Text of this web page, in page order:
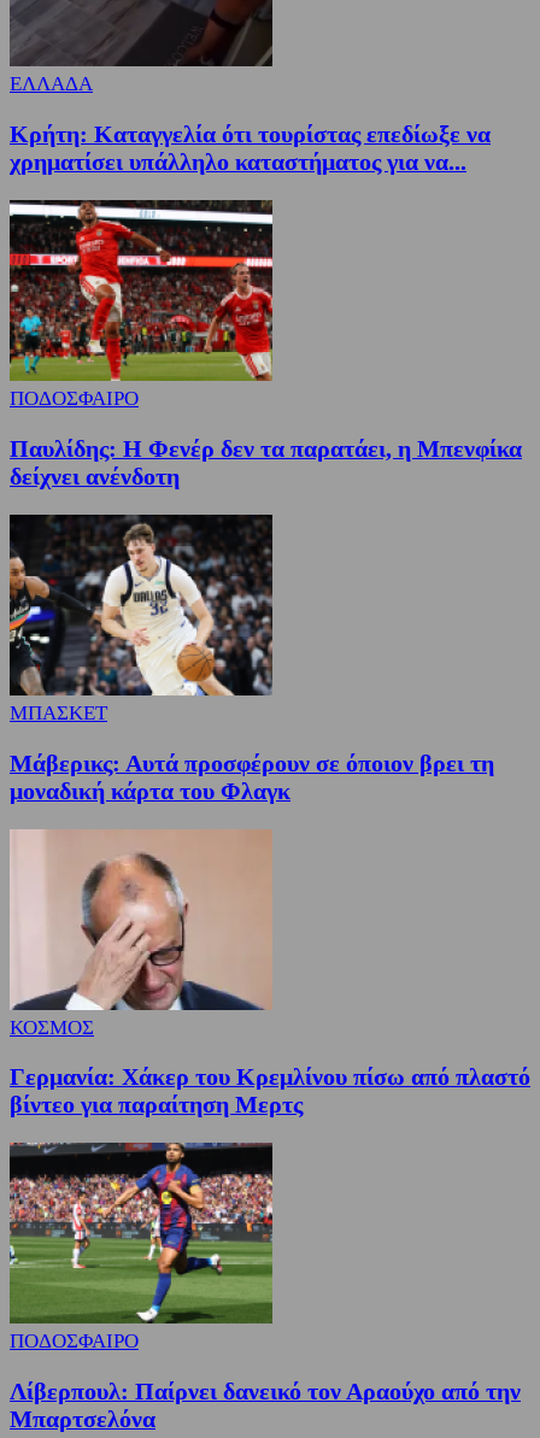
ΕΛΛΑΔΑ
Κρήτη: Καταγγελία ότι τουρίστας επεδίωξε να
χρηματίσει υπάλληλο καταστήματος για να...
ΠΟΔΟΣΦΑΙΡΟ
Παυλίδης: Η Φενέρ δεν τα παρατάει, η Μπενφίκα
δείχνει ανένδοτη
ΜΠΑΣΚΕΤ
Μάβερικς: Αυτά προσφέρουν σε όποιον βρει τη
μοναδική κάρτα του Φλαγκ
ΚΟΣΜΟΣ
Γερμανία: Χάκερ του Κρεμλίνου πίσω από πλαστό
βίντεο για παραίτηση Μερτς
ΠΟΔΟΣΦΑΙΡΟ
Λίβερπουλ: Παίρνει δανεικό τον Αραούχο από την
Μπαρτσελόνα